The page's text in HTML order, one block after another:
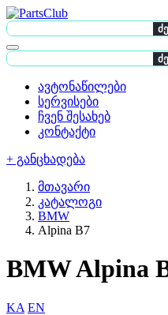
ავტონაწილები
სერვისები
ჩვენ შესახებ
კონტაქტი
+ განცხადება
მთავარი
კატალოგი
BMW
Alpina B7
BMW Alpina
KA EN